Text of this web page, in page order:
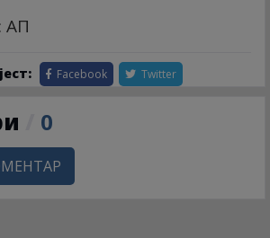
АП
Facebook Twitter
0